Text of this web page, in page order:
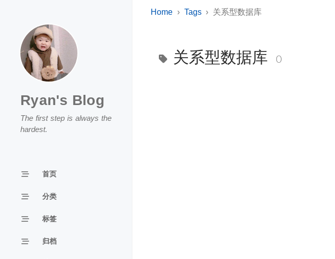
Ryan's Blog
The first step is always the
hardest.
首页
分类
标签
归档
Home Tags 关系型数据库
关系型数据库 0